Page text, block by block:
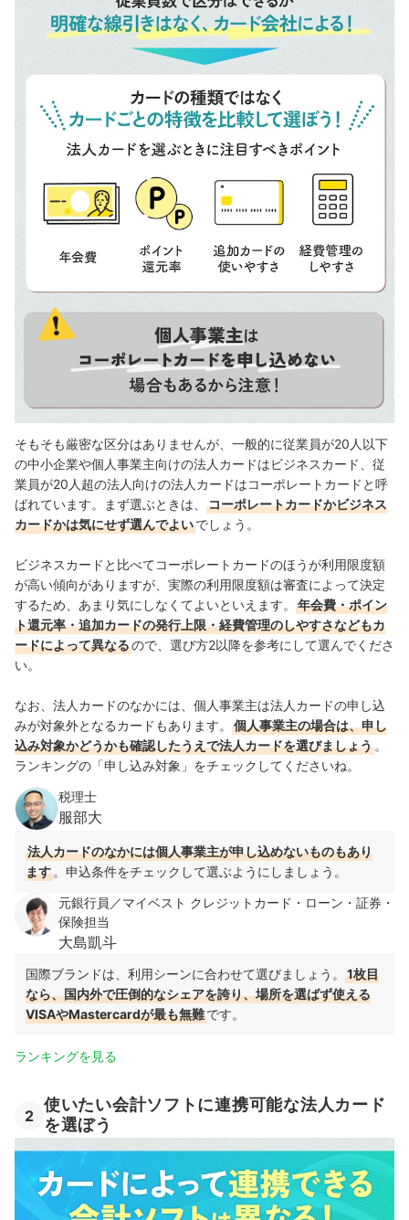
そもそも厳密な区分はありませんが、一般的に従業員が20人以下
の中小企業や個人事業主向けの法人カードはビジネスカード、従
業員が20人超の法人向けの法人カードはコーポレートカードと呼
ばれています。まず選ぶときは、
コーポレートカードかビジネス
カードかは気にせず選んでよいでしょう。
ビジネスカードと比べてコーポレートカードのほうが利用限度額
が高い傾向がありますが、実際の利用限度額は審査によって決定
するため、あまり気にしなくてよいといえます。
年会費・ポイン
ト還元率・追加カードの発行上限・経費管理のしやすさなどもカ
ードによって異なるので、選び方2以降を参考にして選んでくださ
い。
なお、法人カードのなかには、個人事業主は法人カードの申し込
みが対象外となるカードもあります。
個人事業主の場合は、申し
込み対象かどうかも確認したうえで法人カードを選びましょう 。
ランキングの「申し込み対象」をチェックしてくださいね。
税理士
服部大
法人カードのなかには個人事業主が申し込めないものもあり
ます 。申込条件をチェックして選ぶようにしましょう。
元銀行員／マイベスト クレジットカード・ローン・証券・
保険担当
大島凱斗
国際ブランドは、利用シーンに合わせて選びましょう。
1枚目
なら、国内外で圧倒的なシェアを誇り、場所を選ばず使える
VISAやMastercardが最も無難です。
ランキングを見る
2
使いたい会計ソフトに連携可能な法人カード
を選ぼう